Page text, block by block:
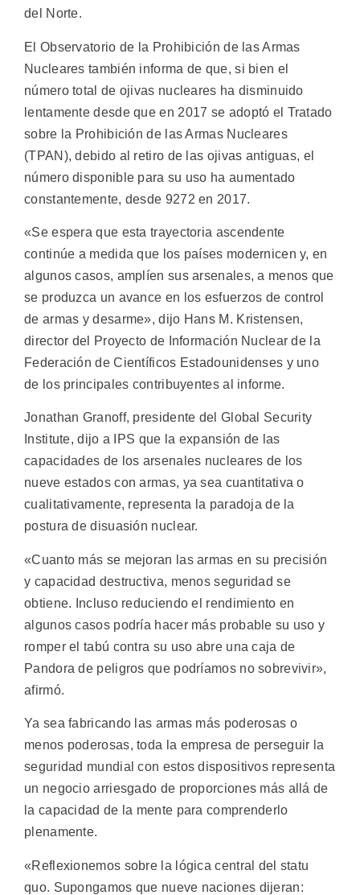
del Norte.
El Observatorio de la Prohibición de las Armas
Nucleares también informa de que, si bien el
número total de ojivas nucleares ha disminuido
lentamente desde que en 2017 se adoptó el Tratado
sobre la Prohibición de las Armas Nucleares
(TPAN), debido al retiro de las ojivas antiguas, el
número disponible para su uso ha aumentado
constantemente, desde 9272 en 2017.
«Se espera que esta trayectoria ascendente
continúe a medida que los países modernicen y, en
algunos casos, amplíen sus arsenales, a menos que
se produzca un avance en los esfuerzos de control
de armas y desarme», dijo Hans M. Kristensen,
director del Proyecto de Información Nuclear de la
Federación de Científicos Estadounidenses y uno
de los principales contribuyentes al informe.
Jonathan Granoff, presidente del Global Security
Institute, dijo a IPS que la expansión de las
capacidades de los arsenales nucleares de los
nueve estados con armas, ya sea cuantitativa o
cualitativamente, representa la paradoja de la
postura de disuasión nuclear.
«Cuanto más se mejoran las armas en su precisión
y capacidad destructiva, menos seguridad se
obtiene. Incluso reduciendo el rendimiento en
algunos casos podría hacer más probable su uso y
romper el tabú contra su uso abre una caja de
Pandora de peligros que podríamos no sobrevivir»,
afirmó.
Ya sea fabricando las armas más poderosas o
menos poderosas, toda la empresa de perseguir la
seguridad mundial con estos dispositivos representa
un negocio arriesgado de proporciones más allá de
la capacidad de la mente para comprenderlo
plenamente.
«Reflexionemos sobre la lógica central del statu
quo. Supongamos que nueve naciones dijeran: